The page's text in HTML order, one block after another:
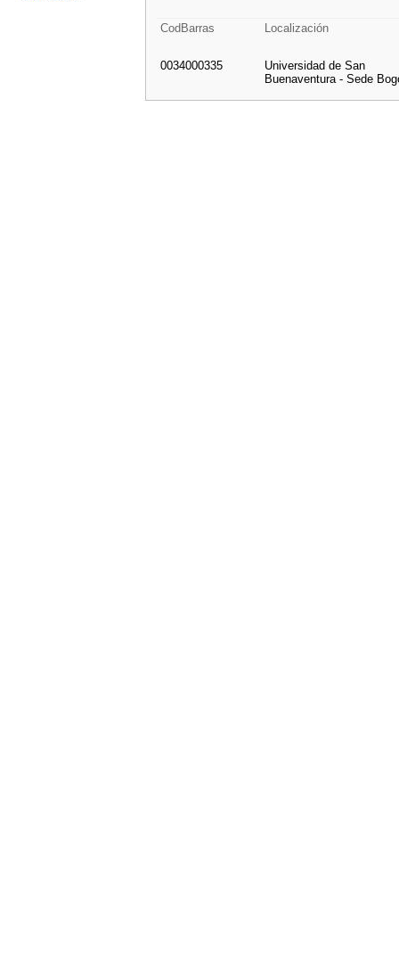
CodBarras Localización
0034000335
Universidad de San
Buenaventura - Sede